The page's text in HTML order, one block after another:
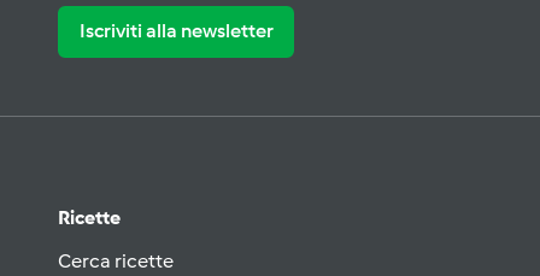
Iscriviti alla newsletter
Ricette
Cerca ricette